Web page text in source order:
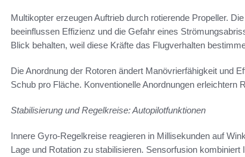
Multikopter erzeugen Auftrieb durch rotierende Propeller.
beeinflussen Effizienz und die Gefahr eines
Blick behalten, weil diese Kräfte das Flugverhalten
Die Anordnung der Rotoren ändert Manövrierfähigkeit und
Schub pro Fläche. Konventionelle Anordnungen erleichtern
Stabilisierung und Regelkreise: Autopilotfunktionen
Innere Gyro-Regelkreise reagieren in Millisekunden auf
Lage und Rotation zu stabilisieren. Sensorfusion